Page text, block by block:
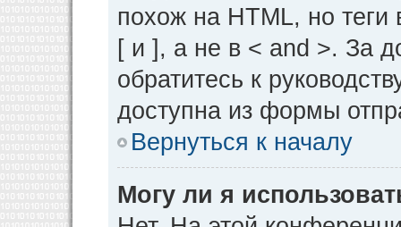
похож на HTML, но теги
[ и ], а не в < and >. За
обратитесь к
доступна из формы
Вернуться к началу
Могу ли я